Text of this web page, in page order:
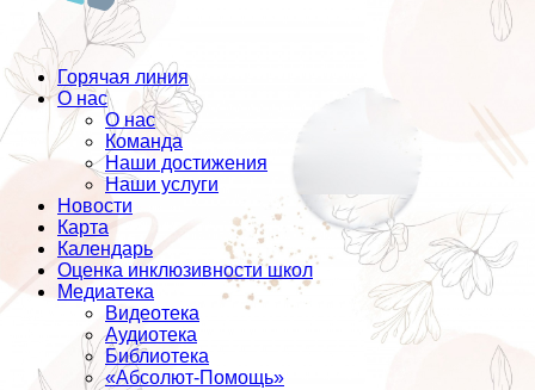
Горячая линия
О нас
О нас
Команда
Наши достижения
Наши услуги
Новости
Карта
Календарь
Оценка инклюзивности школ
Медиатека
Видеотека
Аудиотека
Библиотека
«Абсолют-Помощь»